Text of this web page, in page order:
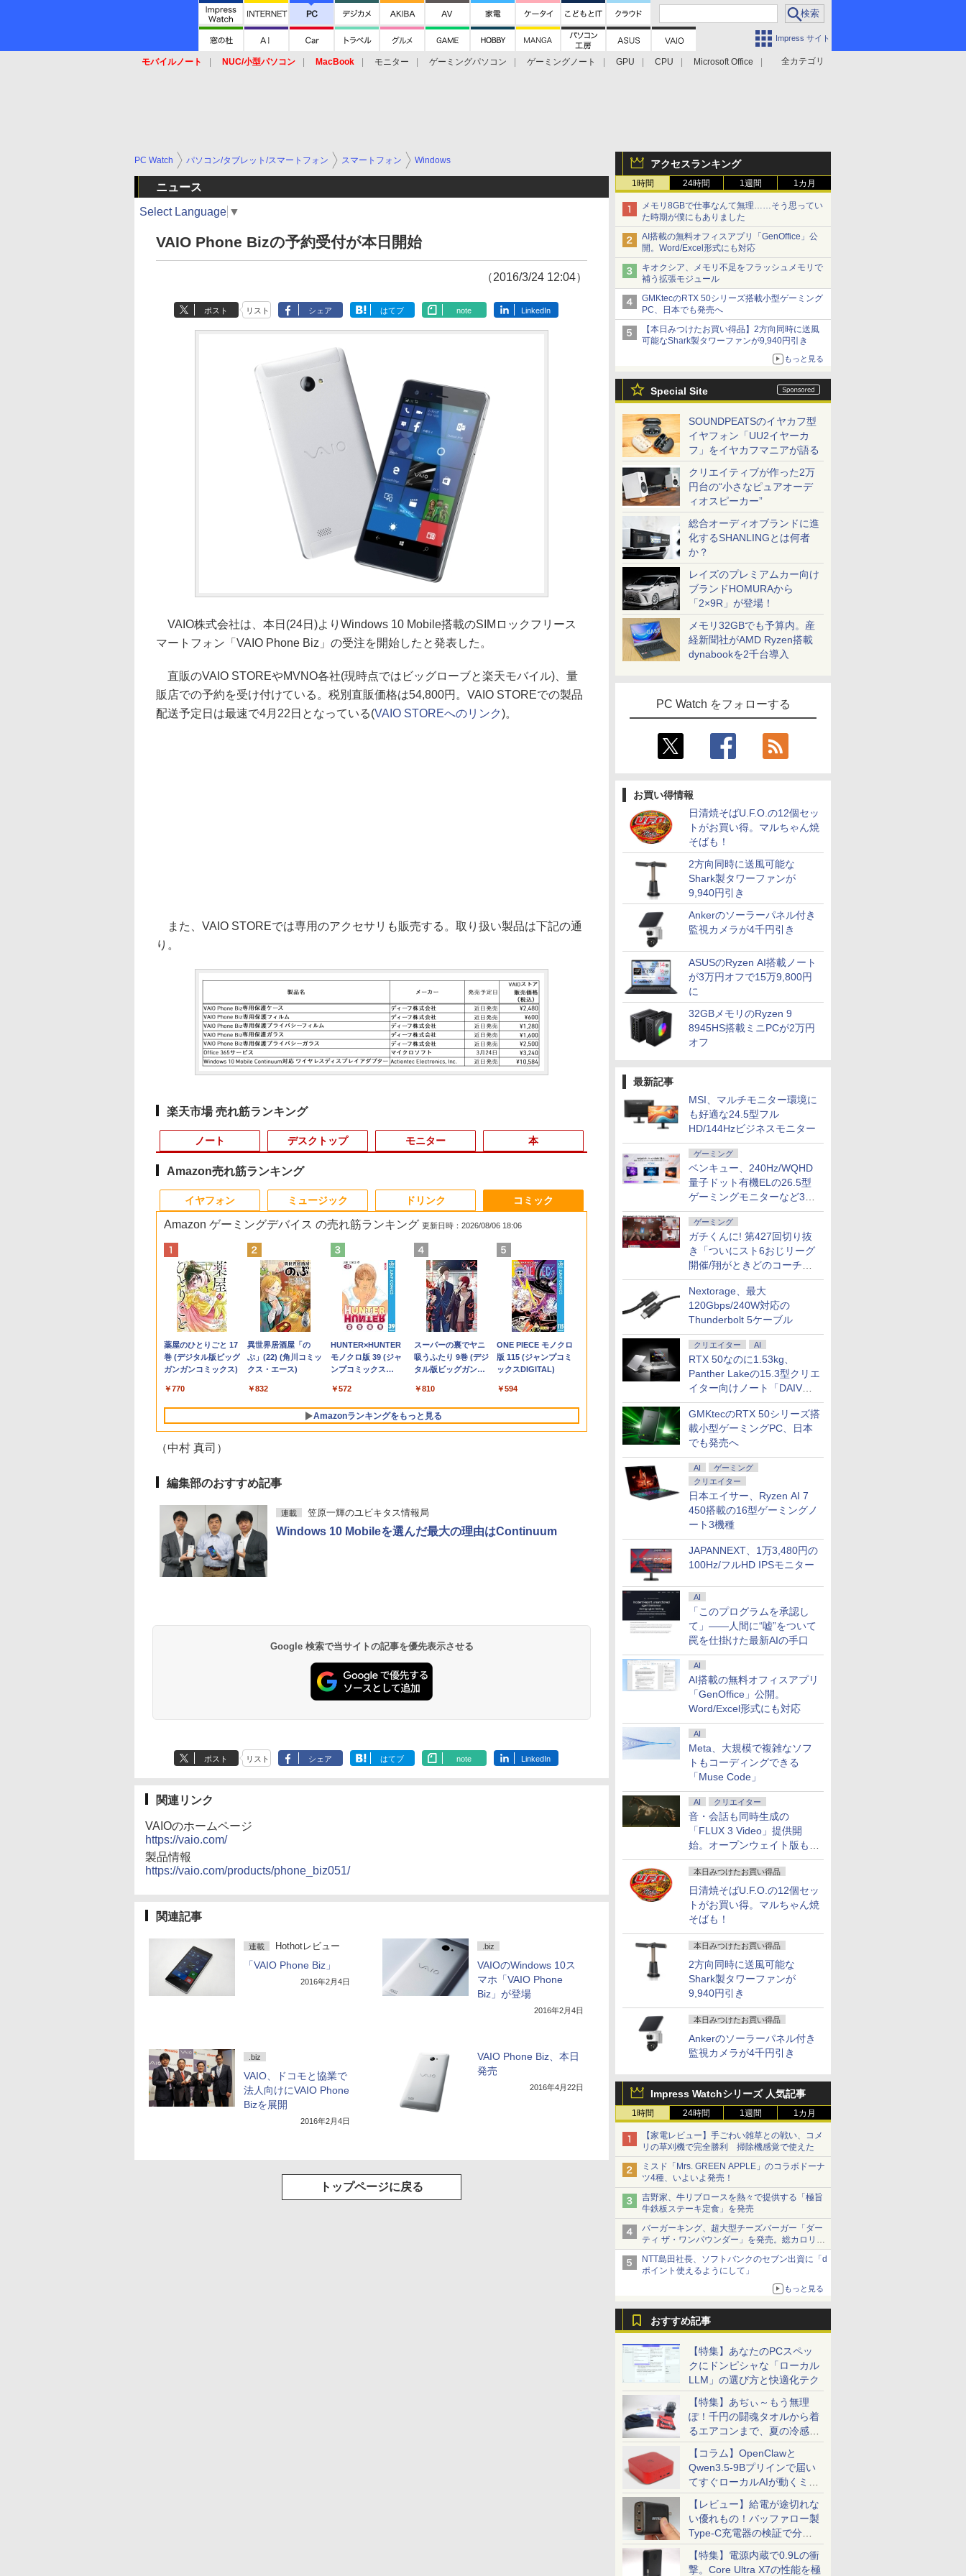
Impress サイト
全カテゴリ
モバイルノート NUC/小型パソコン MacBook モニター ゲーミングパソコン ゲーミングノート GPU CPU
Microsoft Office
アクセスランキング
1時間 24時間 1週間 1カ月
メモリ8GBで仕事なんて無理……そう思ってい
た時期が僕にもありました
AI搭載の無料オフィスアプリ「GenOffice」公
開。Word/Excel形式にも対応
キオクシア、メモリ不足をフラッシュメモリで
補う拡張モジュール
GMKtecのRTX 50シリーズ搭載小型ゲーミング
PC、日本でも発売へ
【本日みつけたお買い得品】2方向同時に送風
可能なShark製タワーファンが9,940円引き
もっと見る
Special Site
SOUNDPEATSのイヤカフ型
イヤフォン「UU2イヤーカ
フ」をイヤカフマニアが語る
クリエイティブが作った2万
円台の“小さなピュアオーデ
ィオスピーカー”
総合オーディオブランドに進
化するSHANLINGとは何者
か？
レイズのプレミアムカー向け
ブランドHOMURAから
「2×9R」が登場！
メモリ32GBでも予算内。産
経新聞社がAMD Ryzen搭載
dynabookを2千台導入
PC Watch をフォローする
お買い得情報
日清焼そばU.F.O.の12個セッ
トがお買い得。マルちゃん焼
そばも！
2方向同時に送風可能な
Shark製タワーファンが
9,940円引き
Ankerのソーラーパネル付き
監視カメラが4千円引き
ASUSのRyzen AI搭載ノート
が3万円オフで15万9,800円
に
32GBメモリのRyzen 9
8945HS搭載ミニPCが2万円
オフ
最新記事
MSI、マルチモニター環境に
も好適な24.5型フル
HD/144Hzビジネスモニター
ゲーミング
ベンキュー、240Hz/WQHD
量子ドット有機ELの26.5型
ゲーミングモニターなど3機
種
ゲーミング
ガチくんに! 第427回切り抜
き「ついにスト6おじリーグ
開催/翔がときどのコーチ就
任など」
Nextorage、最大
120Gbps/240W対応の
Thunderbolt 5ケーブル
クリエイター AI
RTX 50なのに1.53kg、
Panther Lakeの15.3型クリエ
イター向けノート「DAIV
Z5」
GMKtecのRTX 50シリーズ搭
載小型ゲーミングPC、日本
でも発売へ
AI
ゲーミング
クリエイター
日本エイサー、Ryzen AI 7
450搭載の16型ゲーミングノ
ート3機種
JAPANNEXT、1万3,480円の
100Hz/フルHD IPSモニター
AI
「このプログラムを承認し
て」――人間に“嘘”をついて
罠を仕掛けた最新AIの手口
AI
AI搭載の無料オフィスアプリ
「GenOffice」公開。
Word/Excel形式にも対応
AI
Meta、大規模で複雑なソフ
トもコーディングできる
「Muse Code」
AI クリエイター
音・会話も同時生成の
「FLUX 3 Video」提供開
始。オープンウェイト版も計
画
本日みつけたお買い得品
日清焼そばU.F.O.の12個セッ
トがお買い得。マルちゃん焼
そばも！
本日みつけたお買い得品
2方向同時に送風可能な
Shark製タワーファンが
9,940円引き
本日みつけたお買い得品
Ankerのソーラーパネル付き
監視カメラが4千円引き
Impress Watchシリーズ 人気記事
1時間 24時間 1週間 1カ月
【家電レビュー】手ごわい雑草との戦い、コメ
リの草刈機で完全勝利 掃除機感覚で使えた
ミスド「Mrs. GREEN APPLE」のコラボドーナ
ツ4種、いよいよ発売！
吉野家、牛リブロースを熱々で提供する「極旨
牛鉄板ステーキ定食」を発売
バーガーキング、超大型チーズバーガー「ダー
ティ ザ・ワンパウンダー」を発売。総カロリー
約1656kcal、総重量約527g！
NTT島田社長、ソフトバンクのセブン出資に「d
ポイント使えるようにして」
もっと見る
おすすめ記事
【特集】あなたのPCスペッ
クにドンピシャな「ローカル
LLM」の選び方と快適化テク
【特集】あぢぃ～もう無理
ぽ！千円の闘魂タオルから着
るエアコンまで、夏の冷感グ
ッズ一挙紹介
【コラム】OpenClawと
Qwen3.5-9Bプリインで届い
てすぐローカルAIが動くミニ
PC「SER9 Pro」
【レビュー】給電が途切れな
い優れもの！バッファロー製
Type-C充電器の検証で分か
ったこと
【特集】電源内蔵で0.9Lの衝
撃。Core Ultra X7の性能を極
PC Watch パソコン/タブレット/スマートフォン スマートフォン Windows
ニュース
Select Language ▼
VAIO Phone Bizの予約受付が本日開始
（2016/3/24 12:04）
ポスト リスト シェア はてブ note LinkedIn
VAIO株式会社は、本日(24日)よりWindows 10 Mobile搭載のSIMロックフリース
マートフォン「VAIO Phone Biz」の受注を開始したと発表した。
直販のVAIO STOREやMVNO各社(現時点ではビッグローブと楽天モバイル)、量
販店での予約を受け付けている。税別直販価格は54,800円。VAIO STOREでの製品
配送予定日は最速で4月22日となっている(VAIO STOREへのリンク)。
また、VAIO STOREでは専用のアクセサリも販売する。取り扱い製品は下記の通
り。
楽天市場 売れ筋ランキング
ノート
1
【★最大100%ポイン
ト】【新生活応援・
2026】【Office 2019
H&B】富士通
MU937/Celeron 3865U/
メモ
リ:4GB/8GB/SSD:128GB/256GB/512GB/1TB/13.3
型/フル
HD/wifi/HDMI/USB3.0/
￥9,999
2
タブレットPC 中古パ
ソコン Microsoft
Surface Go
Windows10 Pro
Pentium 4415Y メモリ
8GB SSD 128GB 10型
無線LAN Wi-Fi 10イン
チ B5 本体 / 3ヶ月保証
中古パソコン 中古PC
期設定済み office付き
(8351a)
￥15,880
3
新品ノートパソコン
VETESA Intel Celeron
Windows11 Office付
き メモリ16GB
Webカメラ テンキー
薄型 軽量 初心者 学生
ビジネス
4
超得2,000円OFF&P2倍
｜レッツノート｜
Microsoft office 2019
H&B付き｜中古ノート
パソコン Windows11
office付｜メモリ8GB
SSD256GB｜
Panasonic Let's note
｜中古ノートパソコン
PC｜ノートパソコン
B5サイズ｜パソコン｜
￥29,800
【新品】【楽天1
位！】ノートパソコン
新品第13世代CPU搭載
ノートPC Office付き
向け Windows11 初期
設定済 Webカメラ
zoom 日本語キーボー
ド 14.1型 Intel
バッテリービジネス 大
￥29,800
【中古】Microsoft
Surface Laptop3
[Core i5 1035G7 メモ
線 カメラ 13.5型 ] : ア
ウトレット ●中古 ノー
ト Office Win10 or
Win11 タッチパネル 高
￥29,980
中古｜HP EliteBook
x360 1030 G4｜13.3型
｜Core i5-8265U 第8世
代 i5｜メモリ8GB｜新
品SSD512GB｜
Windows 11 Pro｜
Office｜2in1 タッチパ
ネル｜360°開閉｜ノー
トパソコン 中古 保証期
古PC｜モバイルノート
｜win11対応｜持ち運
び 在宅勤務 仕事用
￥32,100
8
【新品】ノートパソコ
ン パソコン 第13世代
CPU搭載 14.1/15.6イン
チワイド液晶 フルHD
cpu N95/N5095/N3450
メモリ 8GB 12GB
16GB 32GB 新品 SSD
128GB 256GB 512GB
1TB USB3.0 初期設定
付き JIS 日本語キーボ
ード 安い おすすめ
￥33,680
デスクトップ
1
【マラソンセール期間
中ポイント5倍】中古デ
スクトップパソコン
Core i7 第9世代 メモリ
16GB M.2 SSD512GB
DVD-ROM
DisplayPort DVI 省ス
ペース Windows11 マ
ウスコンピューター
証 送料無料
￥37,980
2
Dell OptiPlex 3070
SFF フルセット 21.5イ
ンチモニター付き 第9
世代 Core i5-9500 メモ
リ8GB/16GB
SSD256GB Windows
11 Pro WPS Office 2
無線Wi-Fi DVD 中古 デ
スクトップパソコン
￥43,800
3
Dell OptiPlex 7080
SFF 第10世代 Core i5
メモリ16GB SSD
512GB Office付き
スクトップPC 中古パ
ソコン
4
NiPoGi ミニpc Intel
N5030 【2026新モデ
ル・業界超ミニ】 最大
3.1Hz mini pc
Windows11 Pro
12GB+256GB SSD
(4TB拡大可能) 4K 静音
高速熱放散 小型超軽量
ミニパソコン豊富なイ
USB3.2/HDMI 2.0×2 高
速2.4G/5GWi-Fi BT4.2
￥29,900
【新品】快適性能 デス
クトップパソコン パソ
コン 新品SSD
Windows11 Office付
第13世代 Core i5-6400
I5-12400F i7 I5 3470
SSD 256GB~1TB メモ
リ 選択可 8GB 16GB
ック 薄型 激安 省スペ
￥33,800
モニター
1
HP モニター 21.5イン
チ P224 IPSパネル フ
ルHD HDMI DP VGA
中古ディスプレイ
￥7,700
2
中古 液晶モニター I-O
DATA A241DW 23.8イ
ンチ フルHD ADSパネ
ル 非光沢｜HDMI・ア
ナログRGB対応｜スピ
ーカー内蔵｜PC・事務
用ディスプレイ
￥8,800
3
【楽天1位!1,600円OFF
クーポン 8/4 20:00-
8/11 01:59】Xiaomi
Monitor A24i 2026 デ
インチ 144Hzリフレッ
シュレート sRGB99%
1670万色 300nits ΔE＜
1 低ブルーライト 大画
い 調整可能なスタンド
VESA
4
【エントリーで最大全
額ポイント還元｜8/11
まで】 ASUS｜エイス
ース PCモニター Eye
Care VA249HG [23.8型
/フルHD(1920×1080) /
ワイド /120Hz]
￥13,800
I-O DATA（アイ・オ
ー・データ機器） 3辺
フレームレス＆広視野
角ADSパネル 23.8型
イ LCD-A241DBX ブラ
ック
￥14,826
【ポイント10倍！
26/7（日）10：00 ~
9/8（日）09：59迄】
swich apex fps
Fortnite PUBG LOL
PCモニター ディスプ
レイ ゲーミングモニタ
レーム フルHD HDMI
ノングレア
￥15,800
MAXZEN ゲーミング
モニター 23.8インチ
180Hz FHD
DP1.4 sRGB128％ IPS
Adaptive-Sync ブルー
ライトカット 非光沢
フリッカーフリー ホワ
イト MGM24CH01-
￥12,980
8
【1,000円クーポン＋ポ
イント最大31.5%還
元！】モニター 27イン
チ 液晶ディスプレイ
WQHD(2560×1440)
144Hz VAパネル ブル
ーライト軽減
FreeSync & G-Sync
サポート オフィス＆カ
応 129%sRGB 高色域
対応 KTC H27T27S
￥16,979
本
1
職業訓練における指導
の理論と実際 13訂版 [
職業訓練教材研究会 ]
￥4,950
2
ちいかわ なんか小さく
てかわいいやつ 全巻(1-
8)セット 全巻新品 蔦屋
書店
￥9,900
3
深在性う蝕に対する
Vital Pulp Therapy 歯
髄保存か抜髄かは患者
のために [ 辺見浩一 ]
4
ゾンビのあふれた世界
で俺だけが襲われない
5 【電子書籍】[ 増田ち
ひろ ]
￥1,155
＼レビュー投稿で選べ
るプレゼント／【 5歳
6歳 7冊セット】 七田
式知力ドリル 夏休み
七田式 B5判 シルバー
バック みぎのう そう
ぞう けいさん もじを
よむ・かく めいろ お
￥5,390
アーティストのための
人体解剖学 ドローイン
グ フォーム＆ポーズ [
ちいかわ なんか小さ
くてかわいいやつ（4）
なんか小さくてために
（プレミアムKC） [ ナ
ガノ ]
￥2,420
8
俺だけレベルアップな
件 全巻 (1-25巻 完結
セット) 全巻新品 蔦屋
書店
￥26,983
Amazon売れ筋ランキング
イヤフォン
Anker Soundcore
P40i オフホワイト
Anker Soundcore
P31i ブラック
￥4,990
Anker Soundcore
Liberty 5 ミッドナイ
トブラック
￥14,990
【2026年アップグレ
ード版】AOKIMI ワ
イヤレスイヤホン
V12 小型軽量 ブルー
トゥースHi-Fi 最大
36時間再生 ぶるーと
ゅーす コードレス
ワイト)
￥1,964
Xiaomi シャオミ
REDMI Buds 8 Lite ワ
イヤレスイヤホン
キャンセリング ANC
36時間再生
￥2,980
ミュージック
BRUCE WAYNE feat.
Flo Milli, ATL Jacob
[Explicit]
￥250
BRUCE WAYNE feat.
Flo Milli, ATL Jacob
[Explicit]
￥250
On My Road
(Stadium ver.)
￥250
On My Road
(Stadium ver.)
￥250
BUGS LIFE
￥250
ドリンク
【Amazon.co.jp限
定】 い・ろ・は・す
2L PET ラベルレス
￥1,001
by Amazon 天然水
ラベルレス 500ml
×24本 富士山の天然
ミネラルウォーター
ペットボトル 静岡県
産 500ミリリットル
(Smart Basic)
￥1,380
by Amazon 天然水
ラベルレス 2L×9本
￥1,117
by Amazon 炭酸水
ラベルレス 500ml
×24本 強炭酸水 ペッ
ットル (Smart
Basic)
￥1,625
コカ・コーラ やかんの
麦茶 from 爽健美茶 ラ
ベルレス
￥1,653
コミック
Amazon ゲーミングデバイス の売れ筋ランキング 更新日時：2026/08/06 18:06
薬屋のひとりごと 17
巻 (デジタル版ビッグ
ガンガンコミックス)
￥770
異世界居酒屋「の
ぶ」(22) (角川コミッ
クス・エース)
￥832
HUNTER×HUNTER
モノクロ版 39 (ジャ
ンプコミックス
￥572
スーパーの裏でヤニ
吸うふたり 9巻 (デジ
タル版ビッグガンガ
￥810
ONE PIECE モノクロ
版 115 (ジャンプコミ
ックスDIGITAL)
￥594
Amazonランキングをもっと見る
（中村 真司）
編集部のおすすめ記事
連載 笠原一輝のユビキタス情報局
Windows 10 Mobileを選んだ最大の理由はContinuum
Google 検索で当サイトの記事を優先表示させる
ポスト リスト シェア はてブ note LinkedIn
関連リンク
VAIOのホームページ
https://vaio.com/
製品情報
https://vaio.com/products/phone_biz051/
関連記事
連載 Hothotレビュー
「VAIO Phone Biz」
2016年2月4日
.biz
VAIOのWindows 10ス
マホ「VAIO Phone
Biz」が登場
2016年2月4日
.biz
VAIO、ドコモと協業で
法人向けにVAIO Phone
Bizを展開
2016年2月4日
VAIO Phone Biz、本日
発売
2016年4月22日
トップページに戻る